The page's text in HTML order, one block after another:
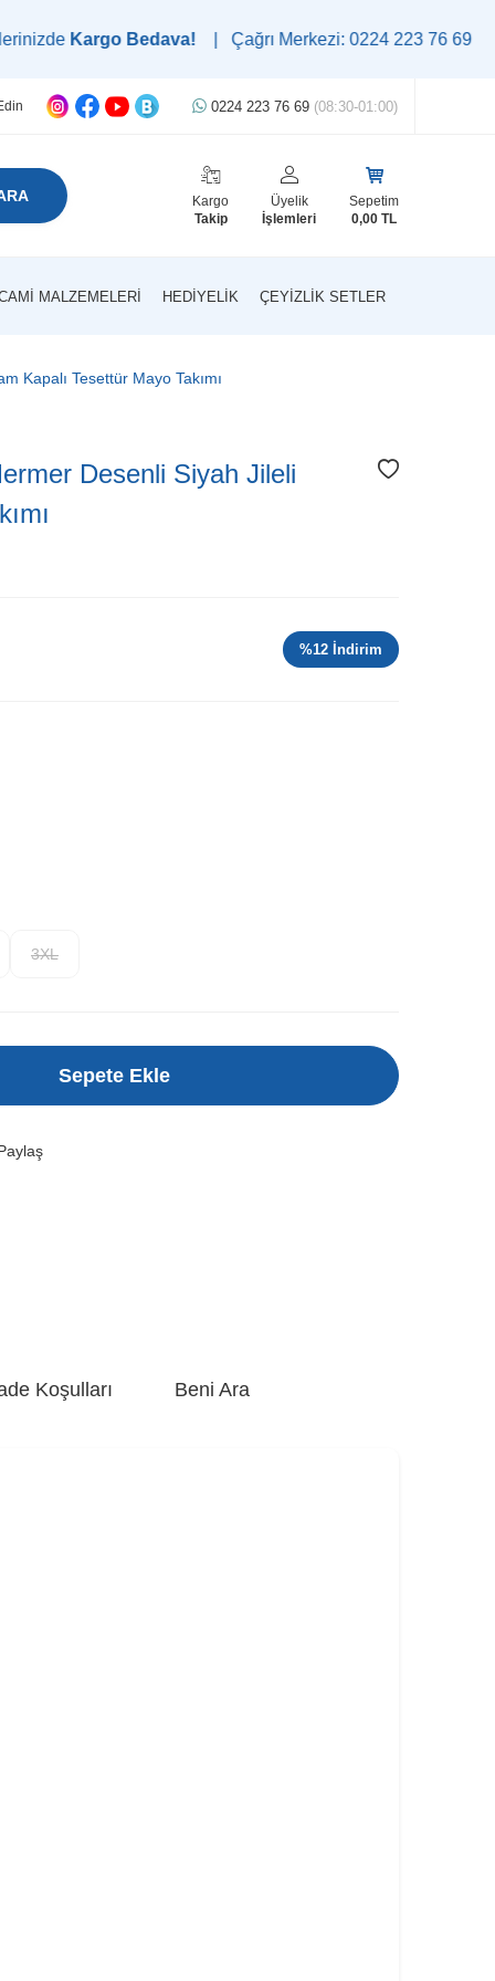
Bedava!| Çağrı Merkezi: 0224 223 76 69 | WhatsApp
0224 223 76 69 (08:30-01:00)
Kargo
Takip
Üyelik
İşlemleri
Sepetim
0,00 TL
MALZEMELERI HEDIYELIK ÇEYIZLIK SETLER
Kapalı Tesettür Mayo Takımı
Desenli Siyah Jileli
%12 İndirim
3XL
Sepete Ekle
Koşulları Beni Ara